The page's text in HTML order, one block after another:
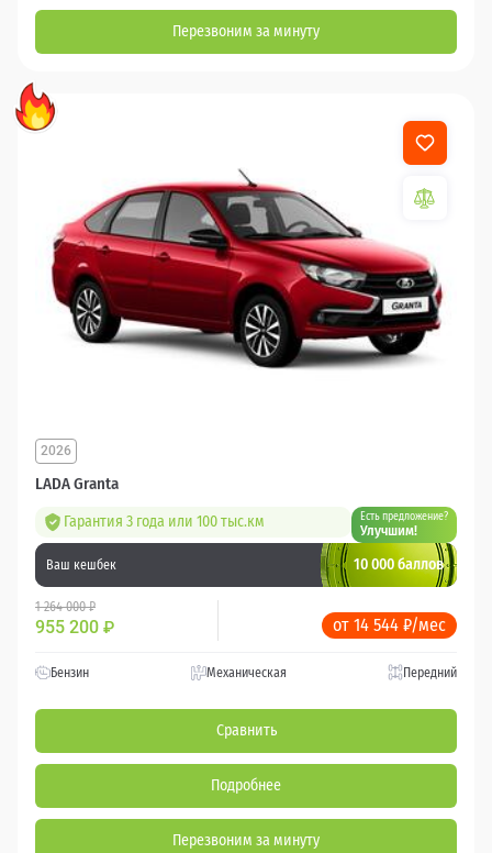
Перезвоним за минуту
LADA Granta
2026
Гарантия 3 года или 100 тыс.км Есть предложение?
Улучшим!
Ваш кешбек 10 000 баллов
1 264 000 ₽
955 200 ₽ от 14 544 ₽/мес
Бензин Механическая Передний
Сравнить
Подробнее
Перезвоним за минуту